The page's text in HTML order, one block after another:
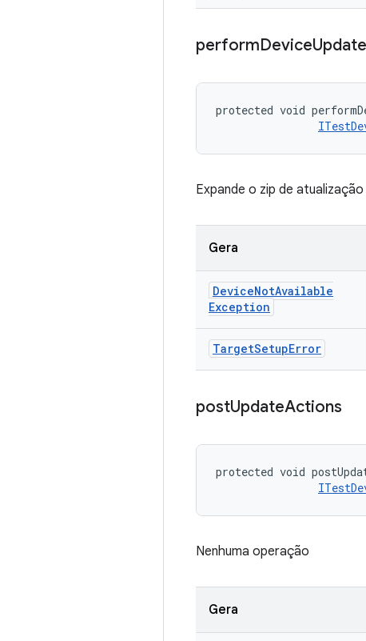
performDeviceUpdate
protected void
Expande o zip de
Gera
DeviceNotAvailable
Exception
TargetSetupError
postUpdateActions
protected void
Nenhuma operação
Gera